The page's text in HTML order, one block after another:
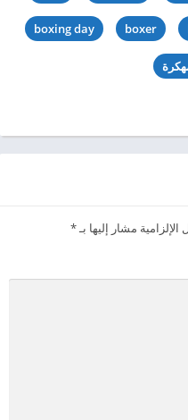
boxer
boxing day
الإلزامية مشار إليها بـ*